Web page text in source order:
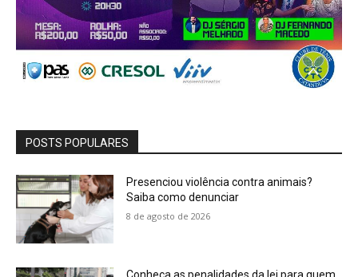
POSTS POPULARES
Presenciou violência contra animais?
Saiba como denunciar
8 de agosto de 2026